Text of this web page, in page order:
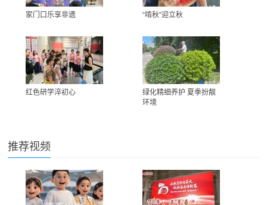
家门口乐享非遗 “啃秋”迎立秋
红色研学淬初心
绿化精细养护 夏季扮靓
环境
推荐视频